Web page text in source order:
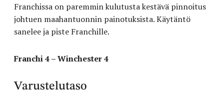
Franchissa on paremmin kulutusta kestävä pinnoitus
johtuen maahantuonnin painotuksista. Käytäntö
sanelee ja piste Franchille.
Franchi 4 – Winchester 4
Varustelutaso